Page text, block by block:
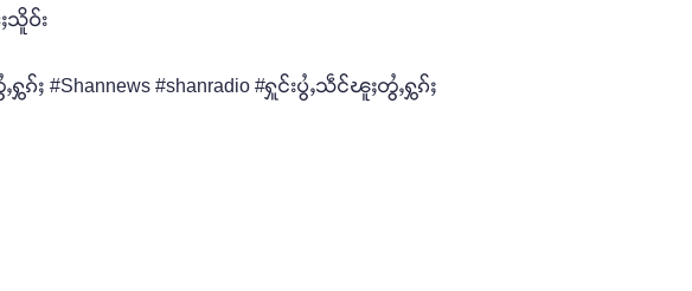
သိူဝ်း
ႁွၵ်ႈ #Shannews #shanradio #ႁူင်းပွႆႇသဵင်ၽူႈတွႆႇႁွၵ်ႈ